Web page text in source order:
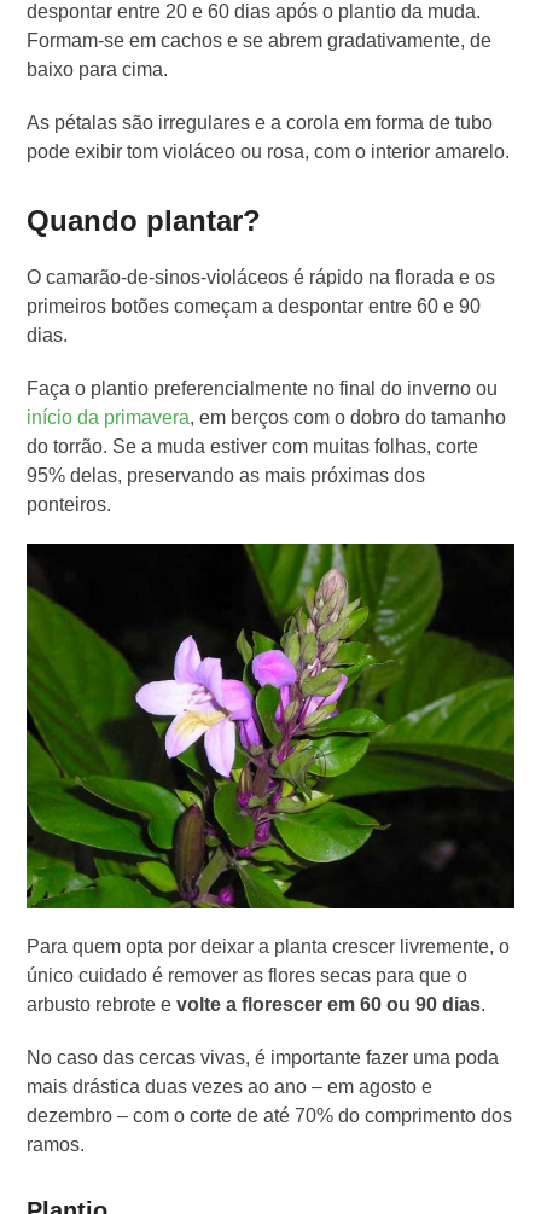
despontar entre 20 e 60 dias após o plantio da muda.
Formam-se em cachos e se abrem gradativamente, de
baixo para cima.
As pétalas são irregulares e a corola em forma de tubo
pode exibir tom violáceo ou rosa, com o interior amarelo.
Quando plantar?
O camarão-de-sinos-violáceos é rápido na florada e os
primeiros botões começam a despontar entre 60 e 90
dias.
Faça o plantio preferencialmente no final do inverno ou
início da primavera, em berços com o dobro do tamanho
do torrão. Se a muda estiver com muitas folhas, corte
95% delas, preservando as mais próximas dos
ponteiros.
Para quem opta por deixar a planta crescer livremente, o
único cuidado é remover as flores secas para que o
arbusto rebrote evolte a florescer em 60 ou 90 dias.
No caso das cercas vivas, é importante fazer uma poda
mais drástica duas vezes ao ano – em agosto e
dezembro – com o corte de até 70% do comprimento dos
ramos.